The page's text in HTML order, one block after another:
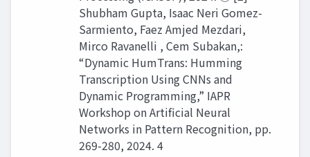
Shubham Gupta, Isaac Neri Gomez-
Sarmiento, Faez Amjed Mezdari,
Mirco Ravanelli , Cem Subakan,:
“Dynamic HumTrans: Humming
Transcription Using CNNs and
Dynamic Programming,” IAPR
Workshop on Artificial Neural
Networks in Pattern Recognition, pp.
269-280, 2024. 4